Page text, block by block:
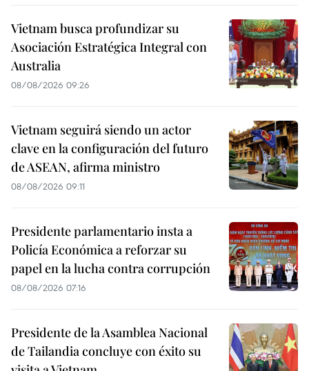
Vietnam busca profundizar su
Asociación Estratégica Integral con
Australia
08/08/2026 09:26
Vietnam seguirá siendo un actor
clave en la configuración del futuro
de ASEAN, afirma ministro
08/08/2026 09:11
Presidente parlamentario insta a
Policía Económica a reforzar su
papel en la lucha contra corrupción
08/08/2026 07:16
Presidente de la Asamblea Nacional
de Tailandia concluye con éxito su